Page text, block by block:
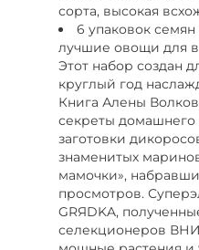
сорта, высокая
6 упаковок
лучшие овощи для
Этот набор создан
круглый год
Книга Алены
секреты домашнего
заготовки
знаменитых
мамочки»,
просмотров.
GRЯDKA,
селекционеров